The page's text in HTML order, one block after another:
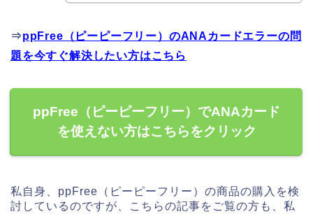
⇒ppFree（ピーピーフリー）のANAカードエラーの問
題を今すぐ解決したい方はこちら
ppFree（ピーピーフリー）でANAカード
を使えない方はこちらをクリック
私自身、ppFree（ピーピーフリー）の商品の購入を検
討しているのですが、こちらの記事をご覧の方も、私